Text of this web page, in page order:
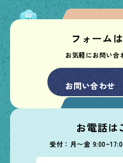
フォーム
お気軽にお問い合
お問い合わせ
お問い合わせ
お電話は
受付：月〜金